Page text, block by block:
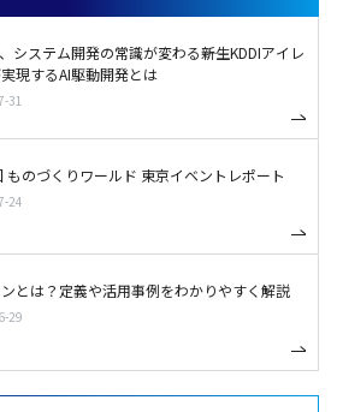
システム開発の常識が変わる――新生KDDIアイレ
現するAI駆動開発とは
31
ものづくりワールド 東京イベントレポート
24
ンとは？定義や活用事例をわかりやすく解説
29